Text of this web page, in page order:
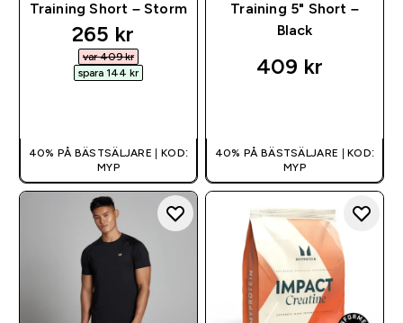
Training Short – Storm
discounted price
265 kr‎
var 409 kr‎
spara 144 kr‎
40% PÅ BÄSTSÄLJARE | KOD:
MYP
Training 5" Short –
Black
409 kr‎
40% PÅ BÄSTSÄLJARE | KOD:
MYP